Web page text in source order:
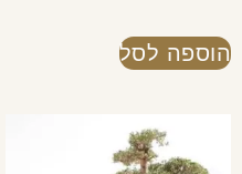
הוספה לסל